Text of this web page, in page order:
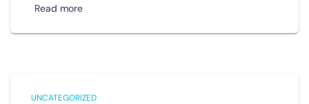
Read more
UNCATEGORIZED